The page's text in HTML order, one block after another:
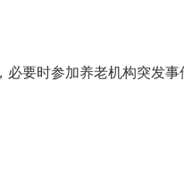
要时参加养老机构突发事